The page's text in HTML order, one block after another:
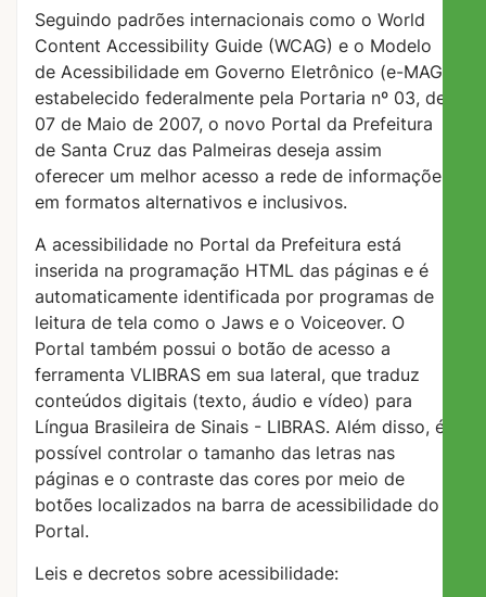
Seguindo padrões internacionais como o World
Content Accessibility Guide (WCAG) e o Modelo
de Acessibilidade em Governo Eletrônico (e-MAG)
estabelecido federalmente pela Portaria nº 03, de
07 de Maio de 2007, o novo Portal da Prefeitura
de Santa Cruz das Palmeiras deseja assim
oferecer um melhor acesso a rede de informações
em formatos alternativos e inclusivos.
A acessibilidade no Portal da Prefeitura está
inserida na programação HTML das páginas e é
automaticamente identificada por programas de
leitura de tela como o Jaws e o Voiceover. O
Portal também possui o botão de acesso a
ferramenta VLIBRAS em sua lateral, que traduz
conteúdos digitais (texto, áudio e vídeo) para
Língua Brasileira de Sinais - LIBRAS. Além disso, é
possível controlar o tamanho das letras nas
páginas e o contraste das cores por meio de
botões localizados na barra de acessibilidade do
Portal.
Leis e decretos sobre acessibilidade: